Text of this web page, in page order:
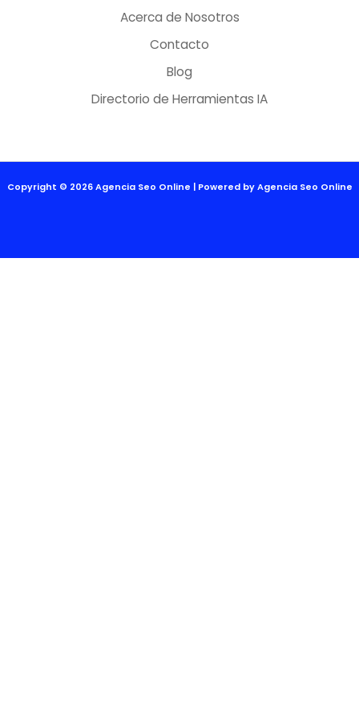
Acerca de Nosotros
Contacto
Blog
Directorio de Herramientas IA
Copyright © 2026 Agencia Seo Online | Powered by Agencia Seo Online